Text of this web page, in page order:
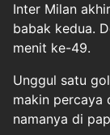
Inter Milan
babak kedua.
menit ke-49.
Unggul satu
makin percaya
namanya di